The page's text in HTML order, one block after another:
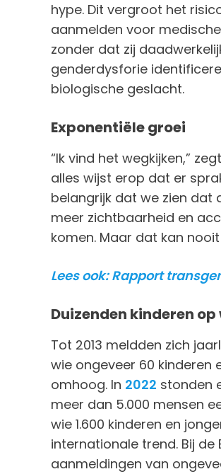
hype. Dit vergroot het
aanmelden voor
zonder dat zij
genderdysforie
biologische geslacht.
Exponentiële groei
“Ik vind het wegkijken,”
alles wijst erop dat er
belangrijk dat we zien dat
meer zichtbaarheid en
komen. Maar dat kan
Lees ook: Rapport
Duizenden kinderen
Tot 2013 meldden zich
wie ongeveer 60 kinderen
omhoog. In 2022 stonden
meer dan 5.000 mensen
wie 1.600 kinderen en
internationale trend. Bij
aanmeldingen van